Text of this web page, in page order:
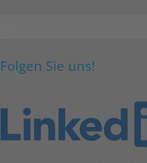
Folgen Sie uns!